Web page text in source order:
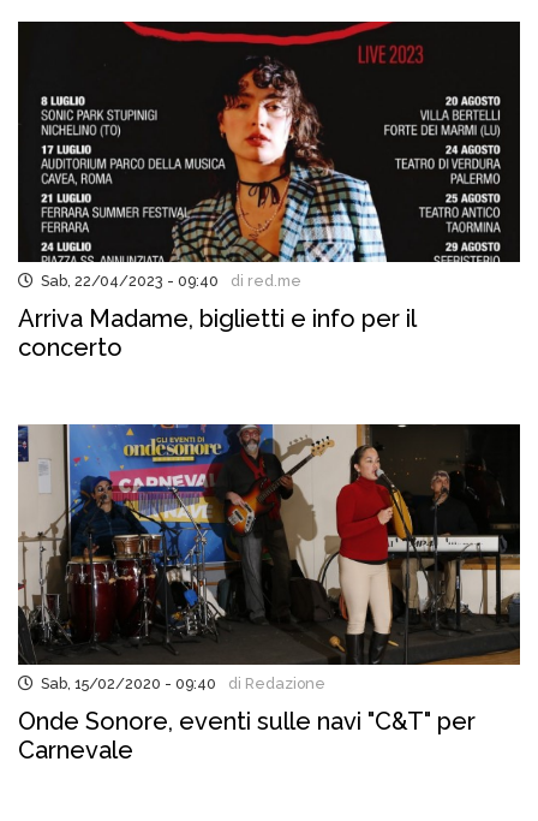
Sab, 22/04/2023 - 09:40 di red.me
Arriva Madame, biglietti e info per il
concerto
Sab, 15/02/2020 - 09:40 di Redazione
Onde Sonore, eventi sulle navi "C&T" per
Carnevale